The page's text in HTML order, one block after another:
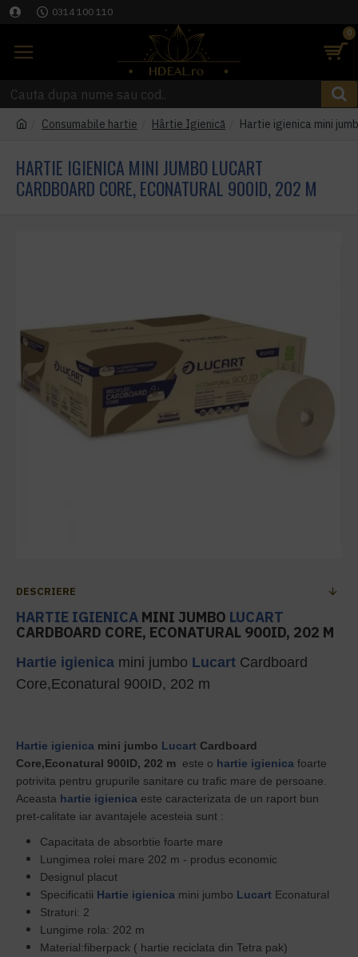
0314 100 110
0
Consumabile hartie Hârtie Igienică Hartie igienica mini
HARTIE IGIENICA MINI JUMBO LUCART
CARDBOARD CORE, ECONATURAL 900ID, 202 M
DESCRIERE
HARTIE IGIENICA MINI JUMBO LUCART
CARDBOARD CORE, ECONATURAL 900ID, 202 M
Hartie igienica mini jumbo Lucart Cardboard
Core,Econatural 900ID, 202 m
Hartie igienica mini jumbo Lucart Cardboard
Core,Econatural 900ID, 202 m este o hartie igienica foarte
potrivita pentru grupurile sanitare cu trafic mare de persoane.
Aceasta hartie igienica este caracterizata de un raport bun
pret-calitate iar avantajele acesteia sunt :
Capacitata de absorbtie foarte mare
Lungimea rolei mare 202 m - produs economic
Designul placut
Specificatii Hartie igienica mini jumbo Lucart Econatural
Straturi: 2
Lungime rola: 202 m
Material:fiberpack ( hartie reciclata din Tetra pak)